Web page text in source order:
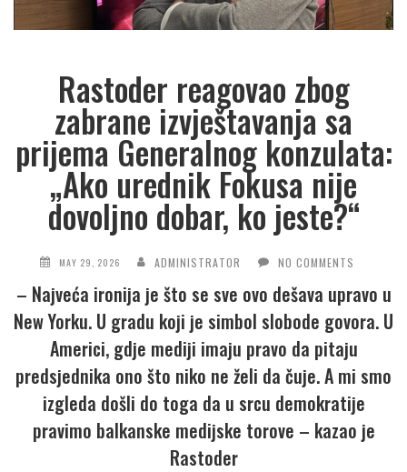
Rastoder reagovao zbog
zabrane izvještavanja sa
prijema Generalnog konzulata:
„Ako urednik Fokusa nije
dovoljno dobar, ko jeste?“
MAY 29, 2026 ADMINISTRATOR NO COMMENTS
– Najveća ironija je što se sve ovo dešava upravo u
New Yorku. U gradu koji je simbol slobode govora. U
Americi, gdje mediji imaju pravo da pitaju
predsjednika ono što niko ne želi da čuje. A mi smo
izgleda došli do toga da u srcu demokratije
pravimo balkanske medijske torove – kazao je
Rastoder